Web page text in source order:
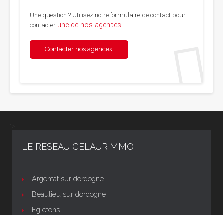
Une question ? Utilisez notre formulaire de contact pour
contacter une de nos agences
Contacter nos agences.
LE RESEAU CELAURIMMO
Argentat sur dordogne
Beaulieu sur dordogne
Egletons